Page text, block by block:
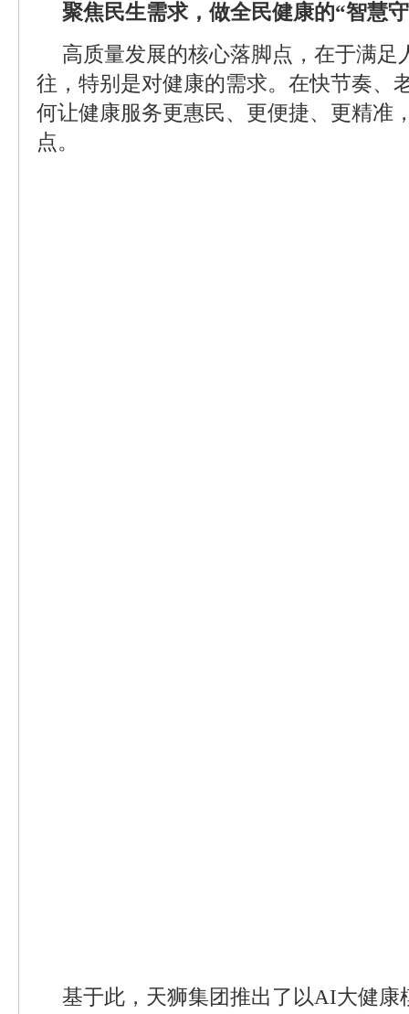
聚焦民生需求，做全民健康的“智慧
高质量发展的核心落脚点，在于满足
往，特别是对健康的需求。在快节奏、
何让健康服务更惠民、更便捷、更精准
点。
基于此，天狮集团推出了以AI大健康